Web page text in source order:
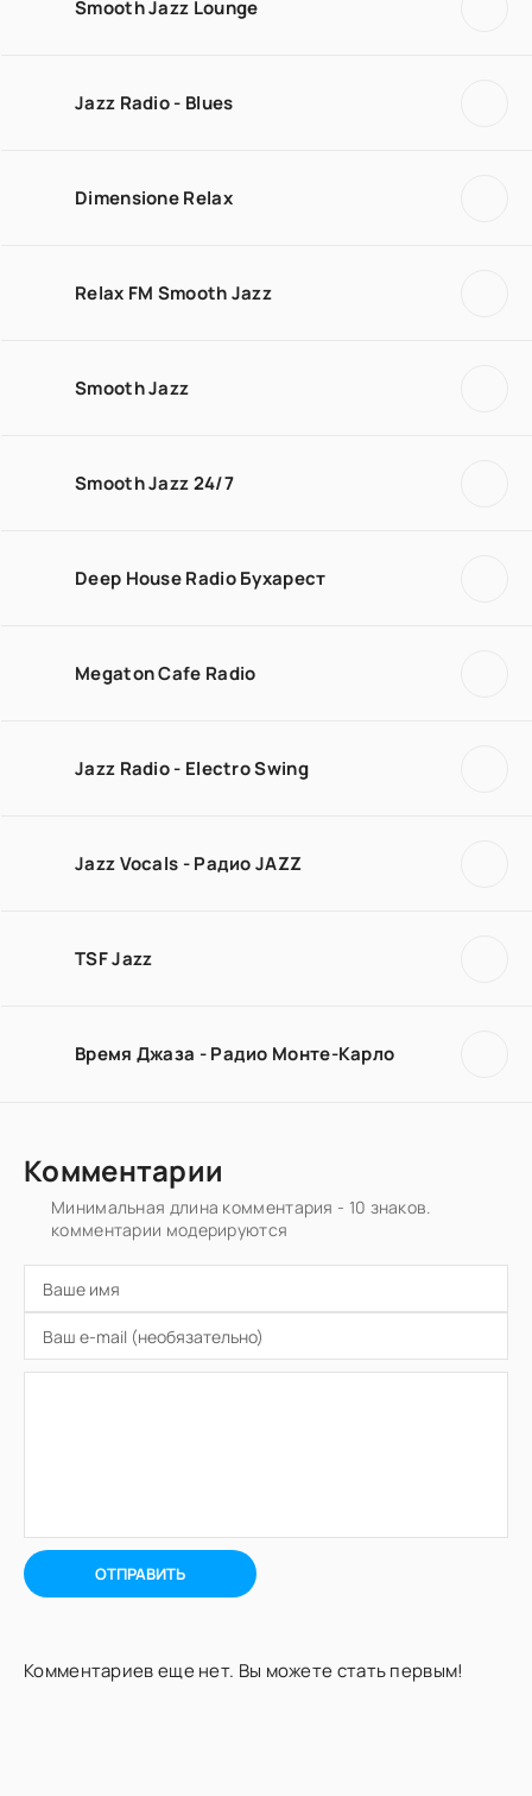
Smooth Jazz Lounge
Jazz Radio - Blues
Dimensione Relax
Relax FM Smooth Jazz
Smooth Jazz
Smooth Jazz 24/7
Deep House Radio Бухарест
Megaton Cafe Radio
Jazz Radio - Electro Swing
Jazz Vocals - Радио JAZZ
TSF Jazz
Время Джаза - Радио Монте-Карло
Комментарии
Минимальная длина комментария - 10 знаков.
комментарии модерируются
ОТПРАВИТЬ
Комментариев еще нет. Вы можете стать первым!